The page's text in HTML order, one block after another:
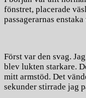
fönstret, placerade
passagerarnas
Först var den svag.
blev lukten starkare.
mitt armstöd. Det
sekunder stirrade jag